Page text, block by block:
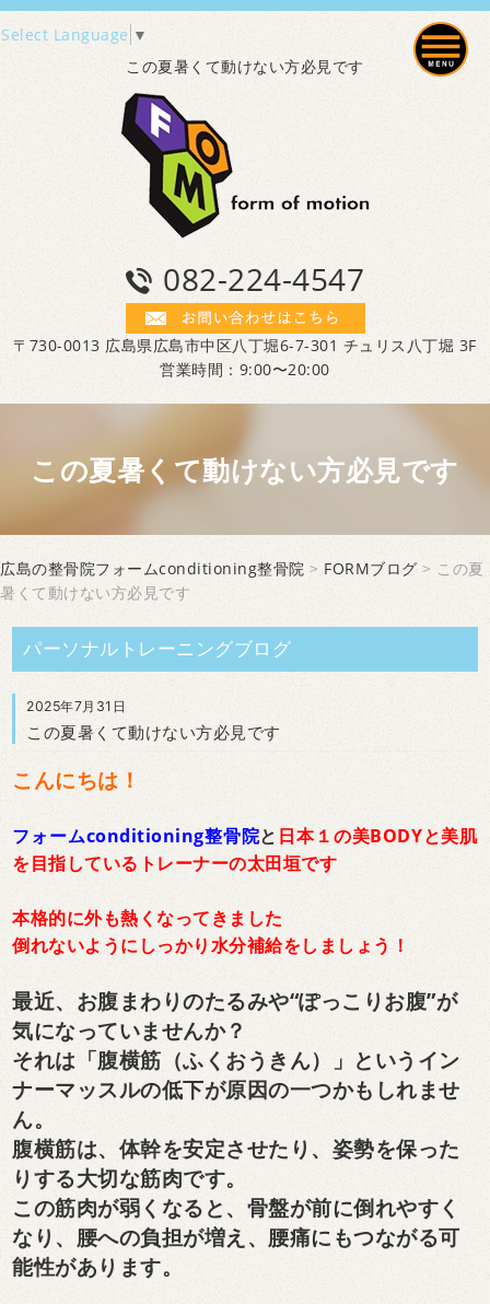
Select Language ▼
この夏暑くて動けない方必見です
082-224-4547
〒730-0013 広島県広島市中区八丁堀6-7-301 チュリス八丁堀 3F
営業時間：9:00〜20:00
この夏暑くて動けない方必見です
広島の整骨院フォームconditioning整骨院 > FORMブログ > この夏
暑くて動けない方必見です
パーソナルトレーニングブログ
2025年7月31日
この夏暑くて動けない方必見です
こんにちは！
フォームconditioning整骨院と 日本１の美BODYと美肌
を目指しているトレーナーの太田垣です
本格的に外も熱くなってきました
倒れないようにしっかり水分補給をしましょう！
最近、お腹まわりのたるみや“ぽっこりお腹”が
気になっていませんか？
それは「腹横筋（ふくおうきん）」というイン
ナーマッスルの低下が原因の一つかもしれませ
ん。
腹横筋は、体幹を安定させたり、姿勢を保った
りする大切な筋肉です。
この筋肉が弱くなると、骨盤が前に倒れやすく
なり、腰への負担が増え、腰痛にもつながる可
能性があります。